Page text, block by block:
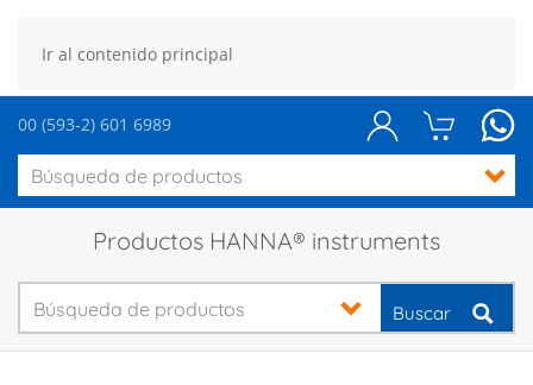
Ir al contenido principal
00 (593-2) 601 6989
Productos HANNA® instruments
Buscar